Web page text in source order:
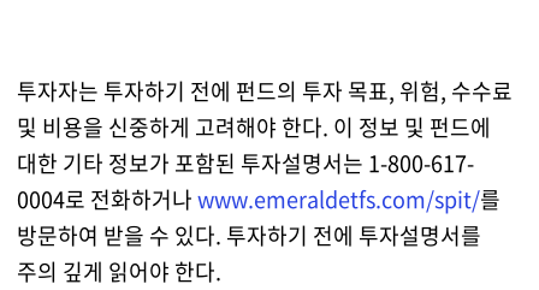
투자자는 투자하기 전에 펀드의 투자 목표, 위험, 수수료
및 비용을 신중하게 고려해야 한다. 이 정보 및 펀드에
대한 기타 정보가 포함된 투자설명서는 1-800-617-
0004로 전화하거나www.emeraldetfs.com/spit/를
방문하여 받을 수 있다. 투자하기 전에 투자설명서를
주의 깊게 읽어야 한다.